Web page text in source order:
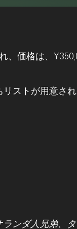
、価格は、
ストが用意され
ンダ人兄弟、